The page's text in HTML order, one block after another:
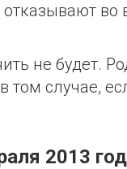
не
в том
2013